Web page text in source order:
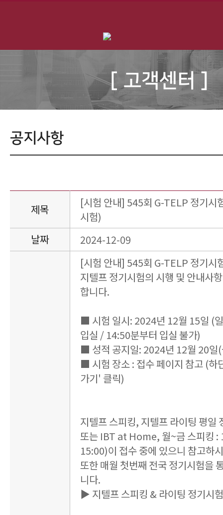
[ 고객센터 ]
공지사항
제목
[시험 안내] 545회 G-TELP 정기
시험)
날짜
2024-12-09
[시험 안내] 545회 G-TELP 정기시
지텔프 정기시험의 시행 및 안내사
합니다.
■ 시험 일시: 2024년 12월 15일 (
입실 / 14:50분부터 입실 불가)
■ 성적 공지일: 2024년 12월 20일
■ 시험 장소 : 접수 페이지 참고 (하
가기' 클릭)
지텔프 스피킹, 지텔프 라이팅 평일
또는 IBT at Home, 월~금 스피킹 :
15:00)이 접수 중에 있으니 참고하
또한 매월 첫번째 전국 정기시험을
니다.
▶ 지텔프 스피킹 & 라이팅 정기시